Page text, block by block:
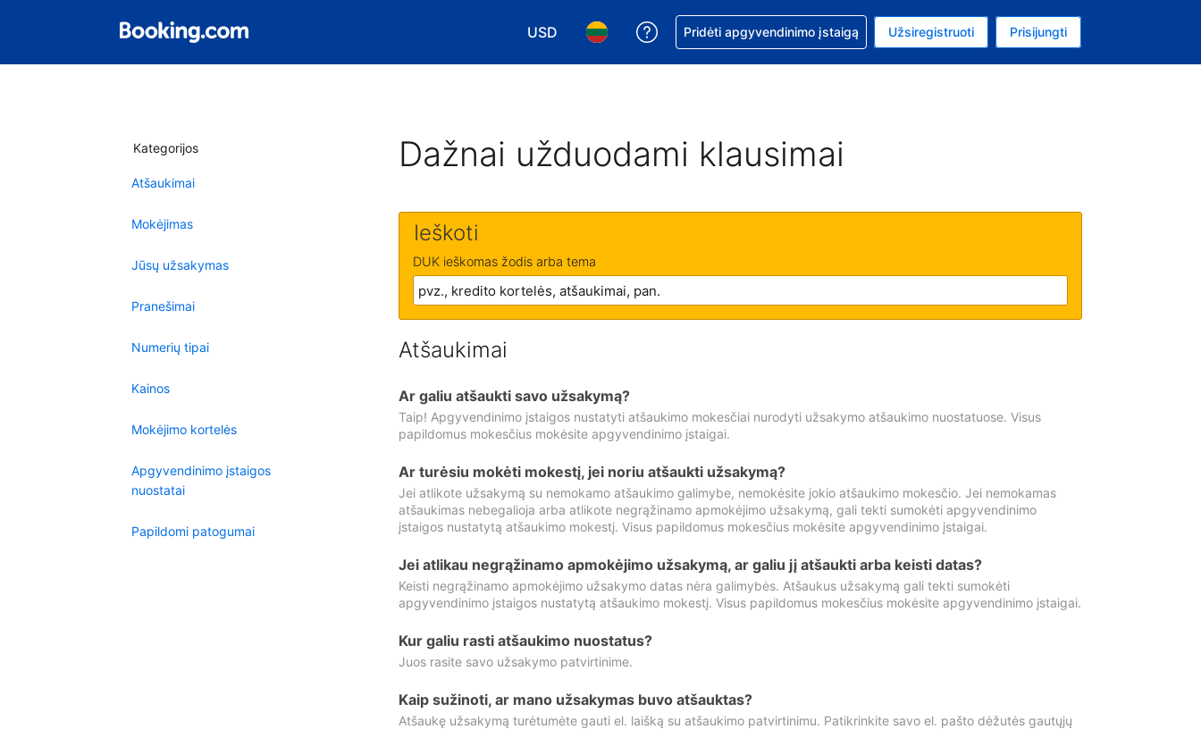
USD
Pasirinkite valiutą. Jūsų pasirinkta valiuta: Jungtinių Valstijų doleris
Pasirinkite kalbą. Jūsų pasirinkta kalba: Lietuvių
Pagalba dėl užsakymo
Pridėti apgyvendinimo įstaigą Užsiregistruoti Prisijungti
Kategorijos
Atšaukimai
Mokėjimas
Jūsų užsakymas
Pranešimai
Numerių tipai
Kainos
Mokėjimo kortelės
Apgyvendinimo įstaigos
nuostatai
Papildomi patogumai
Dažnai užduodami klausimai
Ieškoti
DUK ieškomas žodis arba tema
Atšaukimai
Ar galiu atšaukti savo užsakymą?
Taip! Apgyvendinimo įstaigos nustatyti atšaukimo mokesčiai nurodyti užsakymo atšaukimo nuostatuose. Visus
papildomus mokesčius mokėsite apgyvendinimo įstaigai.
Ar turėsiu mokėti mokestį, jei noriu atšaukti užsakymą?
Jei atlikote užsakymą su nemokamo atšaukimo galimybe, nemokėsite jokio atšaukimo mokesčio. Jei nemokamas
atšaukimas nebegalioja arba atlikote negrąžinamo apmokėjimo užsakymą, gali tekti sumokėti apgyvendinimo
įstaigos nustatytą atšaukimo mokestį. Visus papildomus mokesčius mokėsite apgyvendinimo įstaigai.
Jei atlikau negrąžinamo apmokėjimo užsakymą, ar galiu jį atšaukti arba keisti datas?
Keisti negrąžinamo apmokėjimo užsakymo datas nėra galimybės. Atšaukus užsakymą gali tekti sumokėti
apgyvendinimo įstaigos nustatytą atšaukimo mokestį. Visus papildomus mokesčius mokėsite apgyvendinimo įstaigai.
Kur galiu rasti atšaukimo nuostatus?
Juos rasite savo užsakymo patvirtinime.
Kaip sužinoti, ar mano užsakymas buvo atšauktas?
Atšaukę užsakymą turėtumėte gauti el. laišką su atšaukimo patvirtinimu. Patikrinkite savo el. pašto dėžutės gautųjų